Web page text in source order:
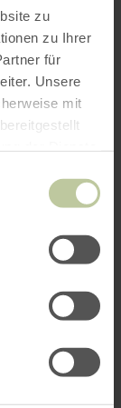
zu
zu Ihrer
für
Unsere
mit